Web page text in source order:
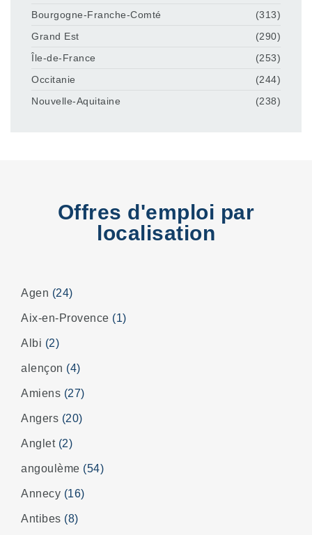
Bourgogne-Franche-Comté
(313)
Grand Est
(290)
Île-de-France
(253)
Occitanie
(244)
Nouvelle-Aquitaine
(238)
Offres d'emploi par
localisation
Agen (24)
Aix-en-Provence (1)
Albi (2)
alençon (4)
Amiens (27)
Angers (20)
Anglet (2)
angoulème (54)
Annecy (16)
Antibes (8)